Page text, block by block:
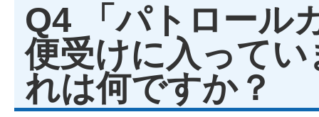
Q4 「パトロール
便受けに入って
れは何ですか？